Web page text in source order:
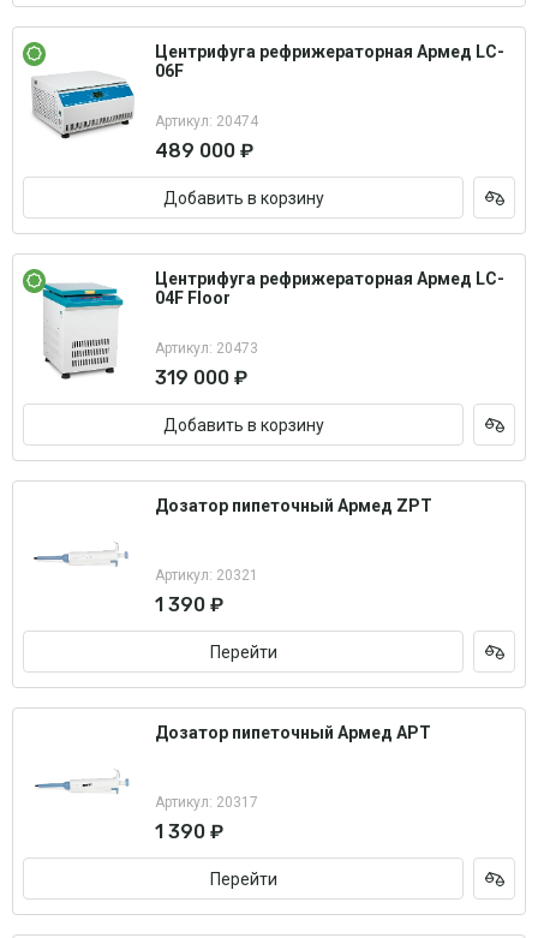
Центрифуга рефрижераторная Армед LC-
06F
Артикул: 20474
489 000 ₽
Добавить в корзину
Центрифуга рефрижераторная Армед LC-
04F Floor
Артикул: 20473
319 000 ₽
Добавить в корзину
Дозатор пипеточный Армед ZPT
Артикул: 20321
1 390 ₽
Перейти
Дозатор пипеточный Армед APT
Артикул: 20317
1 390 ₽
Перейти